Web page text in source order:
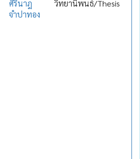
ศิรินาฎ
จำปาทอง
วิทยานิพนธ์/Thesis